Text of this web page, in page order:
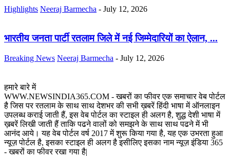
Highlights Neeraj Barmecha - July 12, 2026
भारतीय जनता पार्टी रतलाम जिले में नई जिम्मेदारियों का ऐलान, ...
Breaking News Neeraj Barmecha - July 12, 2026
हमारे बारे में
WWW.NEWSINDIA365.COM - खबरों का फीवर एक समाचार वेब पोर्टल
है जिस पर रतलाम के साथ साथ देशभर की सभी ख़बरें हिंदी भाषा में ऑनलाइन
उपलब्ध कराई जाती हैं, इस वेब पोर्टल का स्टाइल ही अलग है, शुद्ध देशी भाषा में
ख़बरें लिखी जाती हैं ताकि पढने वालों को समझने के साथ साथ पढने में भी
आनंद आये। यह वेब पोर्टल वर्ष 2017 में शुरू किया गया है, यह एक उभरता हुआ
न्यूज़ पोर्टल है, इसका स्टाइल ही अलग है इसीलिए इसका नाम न्यूज़ इंडिया 365
- खबरों का फीवर रखा गया है|